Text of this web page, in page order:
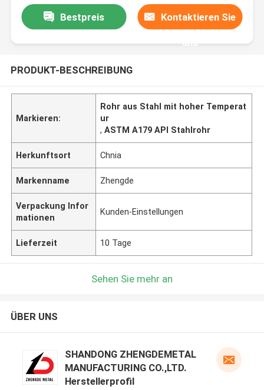
Bestpreis Kontaktieren Sie
uns
PRODUKT-BESCHREIBUNG
Markieren:
Rohr aus Stahl mit hoher Temperat
ur
,ASTM A179 API Stahlrohr
Herkunftsort Chnia
Markenname Zhengde
Verpackung Infor
mationen
Kunden-Einstellungen
Lieferzeit 10 Tage
Sehen Sie mehr an
ÜBER UNS
SHANDONG ZHENGDEMETAL
MANUFACTURING CO.,LTD.
Herstellerprofil